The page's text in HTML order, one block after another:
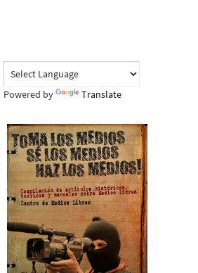
Powered by Translate